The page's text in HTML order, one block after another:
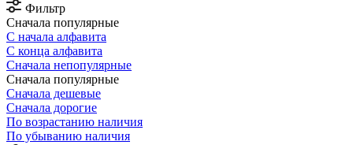
Фильтр
Сначала популярные
С начала алфавита
С конца алфавита
Сначала непопулярные
Сначала популярные
Сначала дешевые
Сначала дорогие
По возрастанию наличия
По убыванию наличия